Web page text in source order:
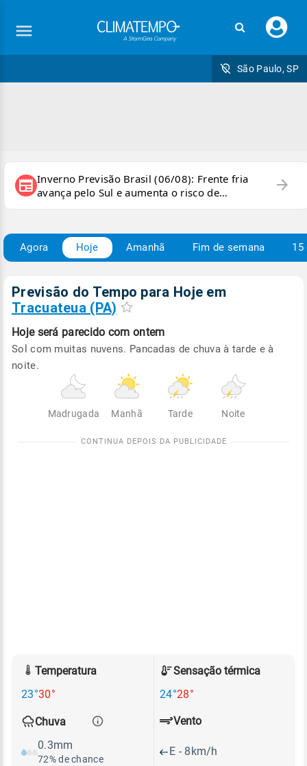
seu
São Paulo, SP
newspaper Inverno Previsão Brasil (06/08): Frente fria
avança pelo Sul e aumenta o risco de
temporais e ventania
arrow_forward
Agora Hoje Amanhã Fim de semana 15
Previsão do Tempo para Hoje em
Tracuateua (PA)
Hoje será parecido com ontem
Sol com muitas nuvens. Pancadas de chuva à tarde e à
noite.
Madrugada Manhã Tarde Noite
Temperatura
23°30°
Sensação térmica
24°28°
Chuva
0.3mm
72% de chance
Vento
E - 8km/h